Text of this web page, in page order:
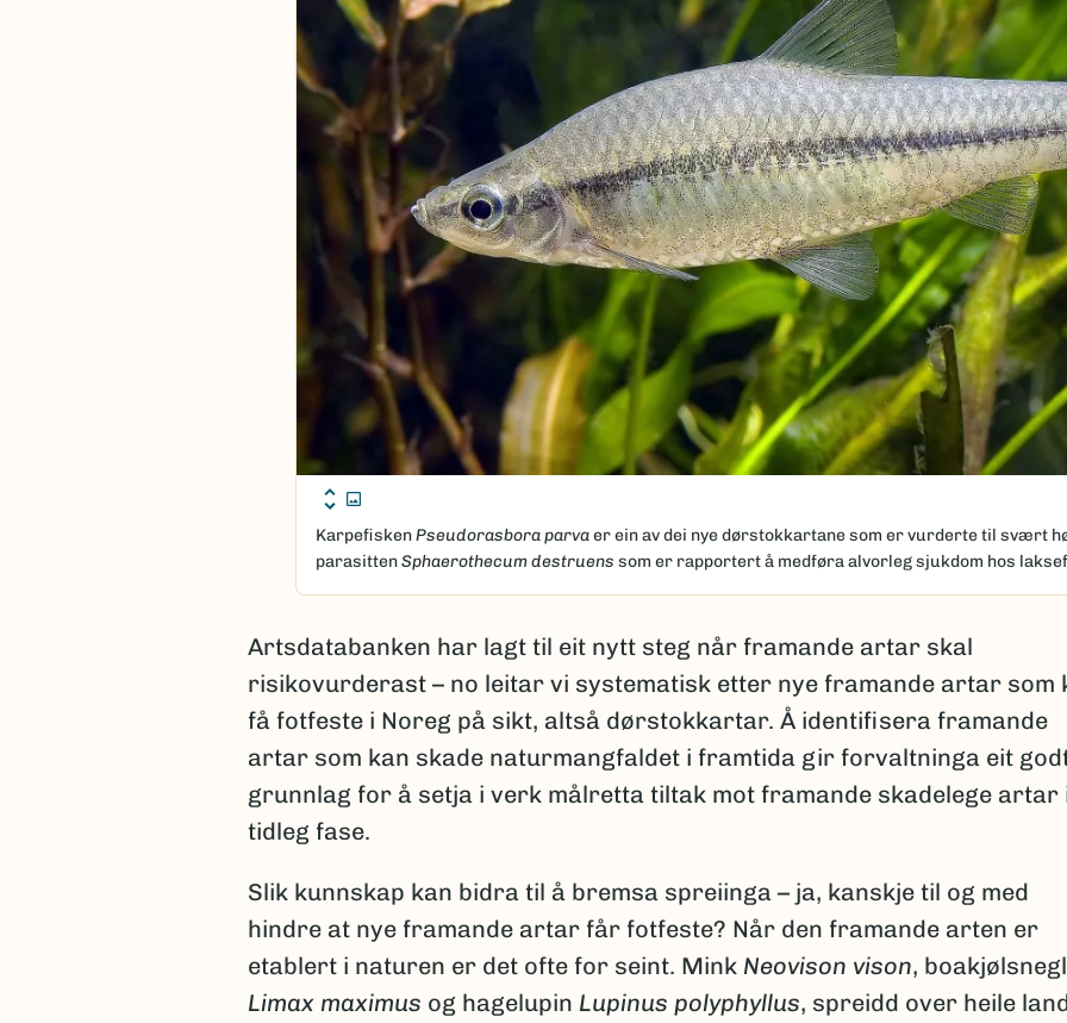
KarpefiskenPseudorasbora parvaer ein av dei nye dørstokkartane som er vurderte til svært
parasittenSphaerothecum destruens som er rapportert å medføra alvorleg sjukdom hos
Artsdatabanken har lagt til eit nytt steg når framande artar skal
risikovurderast – no leitar vi systematisk etter nye framande artar som
få fotfeste i Noreg på sikt, altså dørstokkartar. Å identifisera framande
artar som kan skade naturmangfaldet i framtida gir forvaltninga eit
grunnlag for å setja i verk målretta tiltak mot framande skadelege artar
tidleg fase.
Slik kunnskap kan bidra til å bremsa spreiinga – ja, kanskje til og med
hindre at nye framande artar får fotfeste? Når den framande arten er
etablert i naturen er det ofte for seint. Mink Neovison vison, boakjølsnegl
Limax maximus og hagelupin Lupinus polyphyllus, spreidd over heile